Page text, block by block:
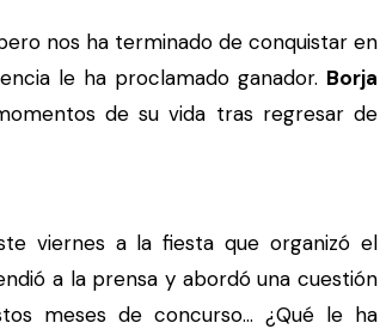
nos ha terminado de conquistar en
le ha proclamado ganador. Borja
de su vida tras regresar de
viernes a la fiesta que organizó el
a la prensa y abordó una cuestión
meses de concurso... ¿Qué le ha